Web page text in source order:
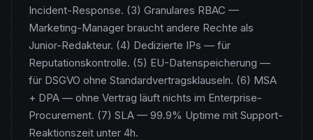
Incident-Response. (3) Granulares RBAC —
Marketing-Manager braucht andere Rechte als
Junior-Redakteur. (4) Dedizierte IPs — für
Reputationskontrolle. (5) EU-Datenspeicherung —
für DSGVO ohne Standardvertragsklauseln. (6) MSA
+ DPA — ohne Vertrag läuft nichts im Enterprise-
Procurement. (7) SLA — 99.9% Uptime mit Support-
Reaktionszeit unter 4h.